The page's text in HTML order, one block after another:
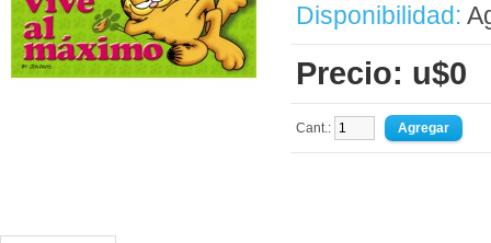
Disponibilidad:
Precio: u$0
Cant.: